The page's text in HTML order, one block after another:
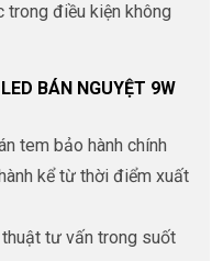
trong điều kiện không
BÁN NGUYỆT 9W
tem bảo hành chính
kể từ thời điểm xuất
tư vấn trong suốt